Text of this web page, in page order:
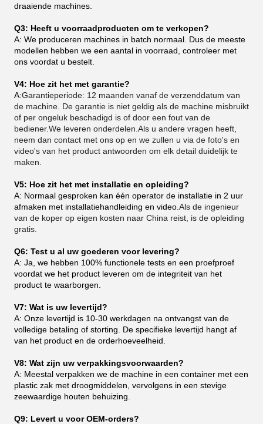
draaiende machines.
Q3: Heeft u voorraadproducten om te verkopen?
A: We produceren machines in batch normaal. Dus de meeste
modellen hebben we een aantal in voorraad, controleer met
ons voordat u bestelt.
V4: Hoe zit het met garantie?
A:Garantieperiode: 12 maanden vanaf de verzenddatum van
de machine. De garantie is niet geldig als de machine misbruikt
of per ongeluk beschadigd is of door een fout van de
bediener.We leveren onderdelen.Als u andere vragen heeft,
neem dan contact met ons op en we zullen u via de foto's en
video's van het product antwoorden om elk detail duidelijk te
maken.
V5: Hoe zit het met installatie en opleiding?
A: Normaal gesproken kan één operator de installatie in 2 uur
afmaken met installatiehandleiding en video. Als de ingenieur
van de koper op eigen kosten naar China reist, is de opleiding
gratis.
Q6: Test u al uw goederen voor levering?
A: Ja, we hebben 100% functionele tests en een proefproef
voordat we het product leveren om de integriteit van het
product te waarborgen.
V7: Wat is uw levertijd?
A: Onze levertijd is 10-30 werkdagen na ontvangst van de
volledige betaling of storting. De specifieke levertijd hangt af
van het product en de orderhoeveelheid.
V8: Wat zijn uw verpakkingsvoorwaarden?
A: Meestal verpakken we de machine in een container met een
plastic zak met droogmiddelen, vervolgens in een stevige
zeewaardige houten behuizing.
Q9: Levert u voor OEM-orders?